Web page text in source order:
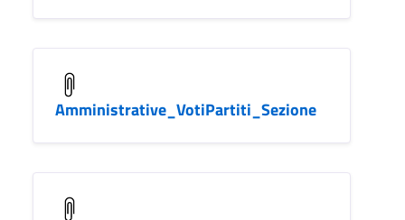
Amministrative_VotiPartiti_Sezione